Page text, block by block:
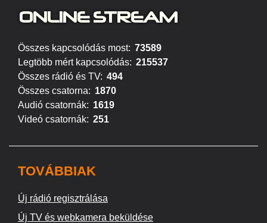
ONLINE STREAM
Összes kapcsolódás most: 73589
Legtöbb mért kapcsolódás: 215537
Összes rádió és TV: 494
Összes csatorna: 1870
Audió csatornák: 1619
Videó csatornák: 251
TOVÁBBIAK
Új rádió regisztrálása
Új TV és webkamera beküldése